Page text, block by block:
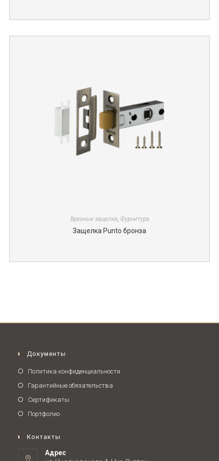
Врезные защелки, Фурнитура
Защелка Punto бронза
Документы
Политика конфиденциальности
Гарантийные обязательства
Сертификаты
Портфолио
Контакты
Адрес